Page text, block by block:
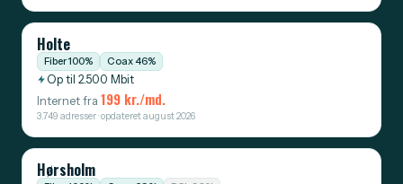
Holte
Fiber 100% Coax 46%
Op til 2.500 Mbit
Internet fra 199 kr./md.
3.749 adresser · opdateret august 2026
Hørsholm